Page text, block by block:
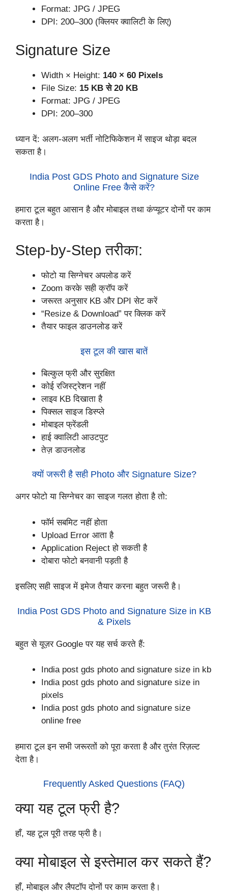
Format: JPG / JPEG
DPI: 200–300 (क्लियर क्वालिटी के लिए)
Signature Size
Width × Height: 140 × 60 Pixels
File Size: 15 KB से 20 KB
Format: JPG / JPEG
DPI: 200–300
ध्यान दें: अलग-अलग भर्ती नोटिफिकेशन में साइज थोड़ा बदल
सकता है।
India Post GDS Photo and Signature Size
Online Free कैसे करें?
हमारा टूल बहुत आसान है और मोबाइल तथा कंप्यूटर दोनों पर काम
करता है।
Step-by-Step तरीका:
फोटो या सिग्नेचर अपलोड करें
Zoom करके सही क्रॉप करें
जरूरत अनुसार KB और DPI सेट करें
“Resize & Download” पर क्लिक करें
तैयार फाइल डाउनलोड करें
इस टूल की खास बातें
बिल्कुल फ्री और सुरक्षित
कोई रजिस्ट्रेशन नहीं
लाइव KB दिखाता है
पिक्सल साइज डिस्प्ले
मोबाइल फ्रेंडली
हाई क्वालिटी आउटपुट
तेज़ डाउनलोड
क्यों जरूरी है सही Photo और Signature Size?
अगर फोटो या सिग्नेचर का साइज गलत होता है तो:
फॉर्म सबमिट नहीं होता
Upload Error आता है
Application Reject हो सकती है
दोबारा फोटो बनवानी पड़ती है
इसलिए सही साइज में इमेज तैयार करना बहुत जरूरी है।
India Post GDS Photo and Signature Size in KB
& Pixels
बहुत से यूज़र Google पर यह सर्च करते हैं:
India post gds photo and signature size in kb
India post gds photo and signature size in
pixels
India post gds photo and signature size
online free
हमारा टूल इन सभी जरूरतों को पूरा करता है और तुरंत रिज़ल्ट
देता है।
Frequently Asked Questions (FAQ)
क्या यह टूल फ्री है?
हाँ, यह टूल पूरी तरह फ्री है।
क्या मोबाइल से इस्तेमाल कर सकते हैं?
हाँ, मोबाइल और लैपटॉप दोनों पर काम करता है।